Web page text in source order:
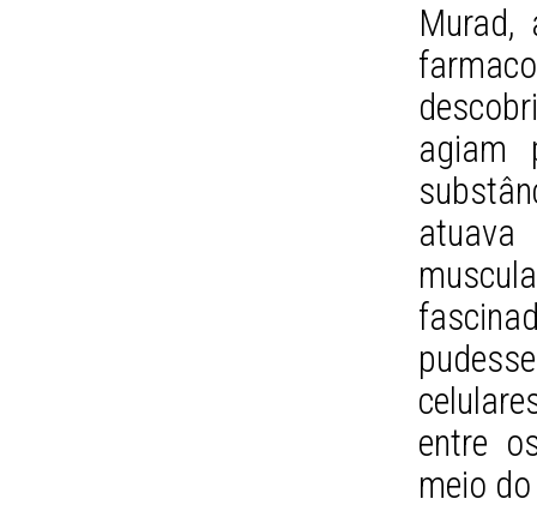
Murad,
agiam
entre
meio